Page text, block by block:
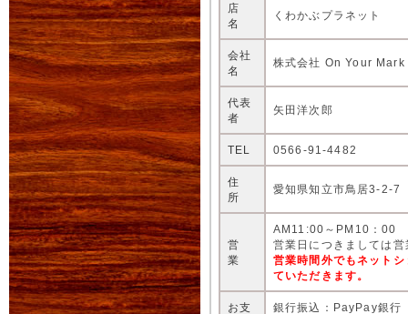
店
名
くわかぶプラネット
会社
名
株式会社 On Your Mark
代表
者
矢田洋次郎
TEL 0566-91-4482
住
所
愛知県知立市鳥居3-2-7
営
業
AM11:00～PM10：00
営業日につきましては
営業時間外でもネット
ていただきます。
お支
銀行振込：PayPay銀行